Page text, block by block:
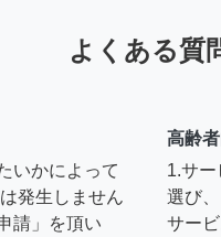
よくある質
いかによって
発生しません
請」を頂い
高齢
1.サ
選び
サー